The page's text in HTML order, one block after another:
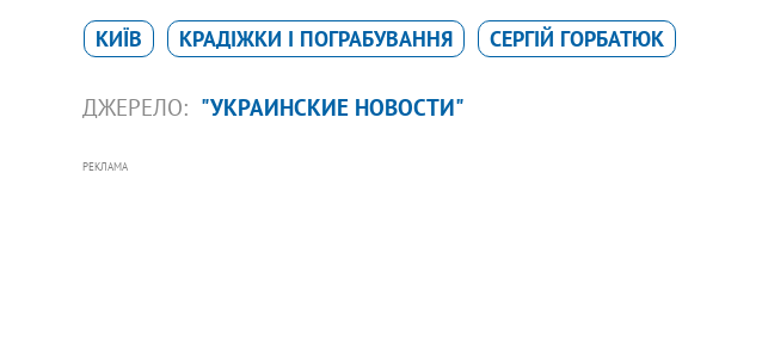
КИЇВ КРАДІЖКИ І ПОГРАБУВАННЯ СЕРГІЙ ГОРБАТЮК
ДЖЕРЕЛО: "УКРАИНСКИЕ НОВОСТИ"
РЕКЛАМА